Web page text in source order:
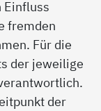
Einfluss
fremden
Für die
der jeweilige
der